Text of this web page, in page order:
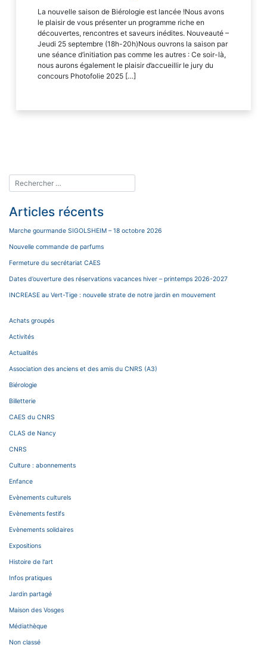
La nouvelle saison de Biérologie est lancée !Nous avons
le plaisir de vous présenter un programme riche en
découvertes, rencontres et saveurs inédites. Nouveauté –
Jeudi 25 septembre (18h-20h)Nous ouvrons la saison par
une séance d’initiation pas comme les autres : Ce soir-là,
nous aurons également le plaisir d’accueillir le jury du
concours Photofolie 2025 […]
Articles récents
Marche gourmande SIGOLSHEIM – 18 octobre 2026
Nouvelle commande de parfums
Fermeture du secrétariat CAES
Dates d’ouverture des réservations vacances hiver – printemps 2026-2027
INCREASE au Vert-Tige : nouvelle strate de notre jardin en mouvement
Achats groupés
Activités
Actualités
Association des anciens et des amis du CNRS (A3)
Biérologie
Billetterie
CAES du CNRS
CLAS de Nancy
CNRS
Culture : abonnements
Enfance
Evènements culturels
Evènements festifs
Evènements solidaires
Expositions
Histoire de l'art
Infos pratiques
Jardin partagé
Maison des Vosges
Médiathèque
Non classé